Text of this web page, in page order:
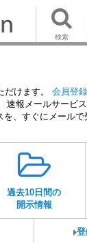
検索
だけます。 会員登録
速報メールサービ
、すぐにメールで
過去10日間の
開示情報